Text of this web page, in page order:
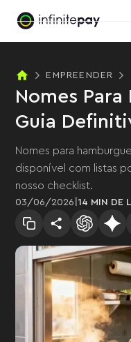
EMPREENDER
Nomes
Guia
Nomes para
disponível com listas
nosso checklist.
03 /06 /2026 14 MIN DE